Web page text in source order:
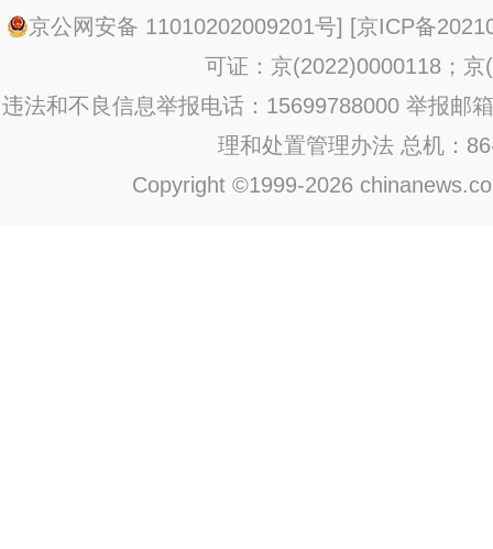
京公网安备 11010202009201号] [京ICP备
可证：京(2022)0000118；京
违法和不良信息举报电话：15699788000 举报邮
理和处置管理办法 总机：
Copyright ©1999-2026